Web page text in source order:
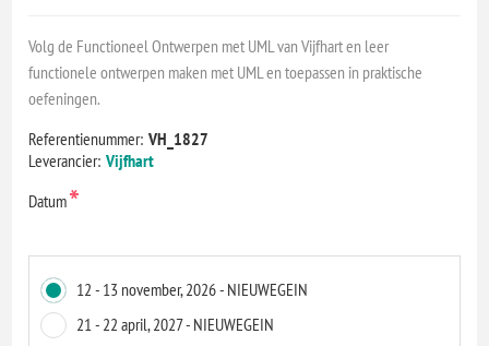
Volg de Functioneel Ontwerpen met UML van Vijfhart en leer
functionele ontwerpen maken met UML en toepassen in praktische
oefeningen.
Referentienummer: VH_1827
Leverancier: Vijfhart
Datum*
12 - 13 november, 2026 - NIEUWEGEIN
21 - 22 april, 2027 - NIEUWEGEIN